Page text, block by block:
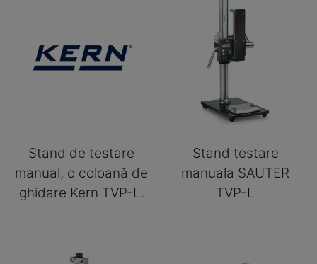
Stand de testare
manual, o coloană de
ghidare Kern TVP-L.
Stand testare
manuala SAUTER
TVP-L